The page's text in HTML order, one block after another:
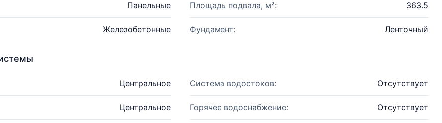
Панельные Площадь подвала, м²: 363.5
Железобетонные Фундамент: Ленточный
Центральное Система водостоков: Отсутствует
Центральное Горячее водоснабжение: Отсутствует